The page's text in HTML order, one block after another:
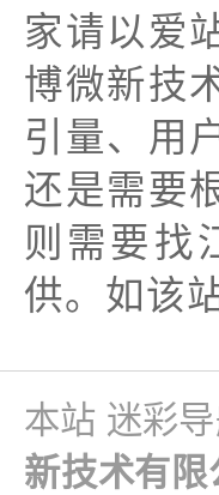
家请以爱
博微新技
引量、用
还是需要
则需要找
供。如该
本站 迷彩
新技术有限